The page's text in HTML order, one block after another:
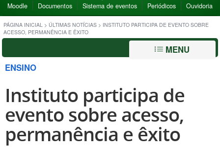
Moodle
Documentos Sistema de eventos Periódicos Ouvidoria
PÁGINA INICIAL > ÚLTIMAS NOTÍCIAS > INSTITUTO PARTICIPA DE EVENTO SOBRE
ACESSO, PERMANÊNCIA E ÊXITO
MENU
ENSINO
Instituto participa de
evento sobre acesso,
permanência e êxito